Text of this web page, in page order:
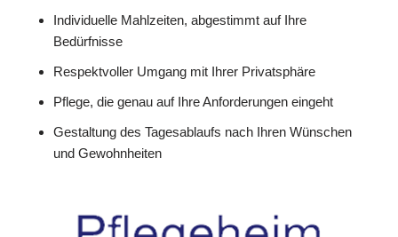
Individuelle Mahlzeiten, abgestimmt auf Ihre
Bedürfnisse
Respektvoller Umgang mit Ihrer Privatsphäre
Pflege, die genau auf Ihre Anforderungen eingeht
Gestaltung des Tagesablaufs nach Ihren Wünschen
und Gewohnheiten